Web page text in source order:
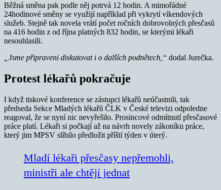
Běžná směna pak podle něj potrvá 12 hodin. A mimořádné
24hodinové směny se využijí například při vykrytí víkendových
služeb. Stejně tak novela vrátí počet ročních dobrovolných přesčasů
na 416 hodin z od října platných 832 hodin, se kterými lékaři
nesouhlasili.
„Jsme připraveni diskutovat i o dalších podnětech,“ dodal Jurečka.
Protest lékařů pokračuje
I když tiskové konference se zástupci lékařů neúčastnili, tak
předseda Sekce Mladých lékařů ČLK v České televizi odpoledne
reagoval, že se nyní nic nevyřešilo. Prosincové odmítnutí přesčasové
práce platí. Lékaři si počkají až na návrh novely zákoníku práce,
který jim MPSV slíbilo předložit příští týden v úterý.
Mladí lékaři přesčasy nepřemohli,
ministři ale chtějí jednat